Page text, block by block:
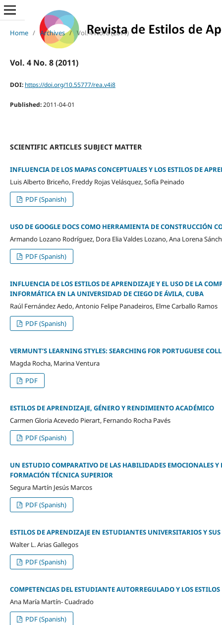
Home / Archives / Vol. 4 No. 8 (2011)
Vol. 4 No. 8 (2011)
DOI: https://doi.org/10.55777/rea.v4i8
Published:2011-04-01
SCIENTIFIC ARTICLES SUBJECT MATTER
INFLUENCIA DE LOS MAPAS CONCEPTUALES Y LOS ESTILOS DE
Luis Alberto Briceño, Freddy Rojas Velásquez, Sofía Peinado
PDF (Spanish)
USO DE GOOGLE DOCS COMO HERRAMIENTA DE CONSTRUCCIÓN
Armando Lozano Rodríguez, Dora Elia Valdes Lozano, Ana Lorena
PDF (Spanish)
INFLUENCIA DE LOS ESTILOS DE APRENDIZAJE Y EL USO DE LA
INFORMÁTICA EN LA UNIVERSIDAD DE CIEGO DE ÁVILA, CUBA
Raúl Fernández Aedo, Antonio Felipe Panadeiros, Elme Carballo Ramos
PDF (Spanish)
VERMUNT’S LEARNING STYLES: SEARCHING FOR PORTUGUESE
Magda Rocha, Marina Ventura
PDF
ESTILOS DE APRENDIZAJE, GÉNERO Y RENDIMIENTO ACADÉMICO
Carmen Gloria Acevedo Pierart, Fernando Rocha Pavés
PDF (Spanish)
UN ESTUDIO COMPARATIVO DE LAS HABILIDADES EMOCIONALES
FORMACIÓN TÉCNICA SUPERIOR
Segura Martín Jesús Marcos
PDF (Spanish)
ESTILOS DE APRENDIZAJE EN ESTUDIANTES UNIVERSITARIOS Y
Walter L. Arias Gallegos
PDF (Spanish)
COMPETENCIAS DEL ESTUDIANTE AUTORREGULADO Y LOS
Ana María Martín- Cuadrado
PDF (Spanish)